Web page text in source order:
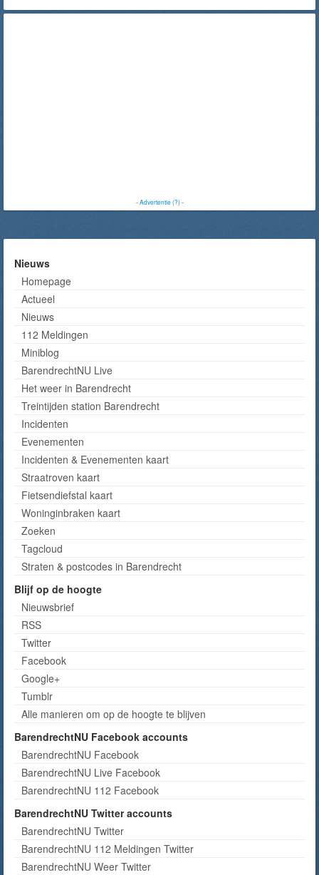
-Advertentie (?)-
Nieuws
Homepage
Actueel
Nieuws
112 Meldingen
Miniblog
BarendrechtNU Live
Het weer in Barendrecht
Treintijden station Barendrecht
Incidenten
Evenementen
Incidenten & Evenementen kaart
Straatroven kaart
Fietsendiefstal kaart
Woninginbraken kaart
Zoeken
Tagcloud
Straten & postcodes in Barendrecht
Blijf op de hoogte
Nieuwsbrief
RSS
Twitter
Facebook
Google+
Tumblr
Alle manieren om op de hoogte te blijven
BarendrechtNU Facebook accounts
BarendrechtNU Facebook
BarendrechtNU Live Facebook
BarendrechtNU 112 Facebook
BarendrechtNU Twitter accounts
BarendrechtNU Twitter
BarendrechtNU 112 Meldingen Twitter
BarendrechtNU Weer Twitter